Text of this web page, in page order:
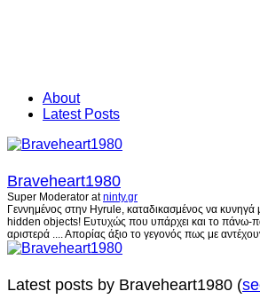
About
Latest Posts
Braveheart1980
Super Moderator atninty.gr
Γεννημένος στην Hyrule, καταδικασμένος να κυνηγά
hidden objects! Ευτυχώς που υπάρχει και το πάνω-
αριστερά .... Απορίας άξιο το γεγονός πως με
Latest posts by Braveheart1980 (